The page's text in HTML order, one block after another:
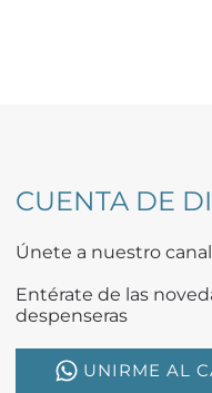
CUENTA DE
Únete a nuestro
Entérate de las
despenseras
UNIRME AL